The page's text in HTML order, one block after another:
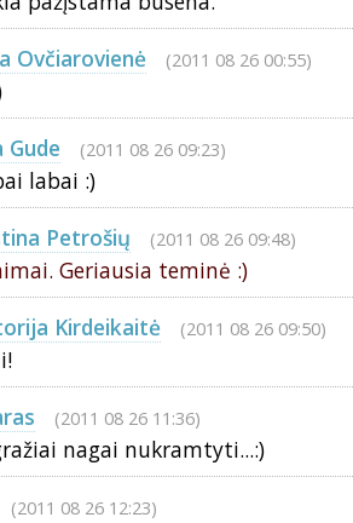
Ovčiarovienė (2011 08 26 00:55)
Gude (2011 08 26 09:23)
labai :)
Petrošių (2011 08 26 09:48)
Geriausia teminė :)
Kirdeikaitė (2011 08 26 09:50)
(2011 08 26 11:36)
nagai nukramtyti...:)
(2011 08 26 12:23)